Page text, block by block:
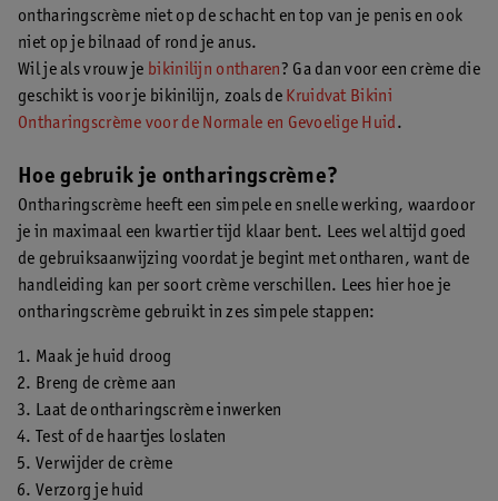
ontharingscrème niet op de schacht en top van je penis en ook
niet op je bilnaad of rond je anus.
Wil je als vrouw je bikinilijn ontharen? Ga dan voor een crème die
geschikt is voor je bikinilijn, zoals de Kruidvat Bikini
Ontharingscrème voor de Normale en Gevoelige Huid .
Hoe gebruik je ontharingscrème?
Ontharingscrème heeft een simpele en snelle werking, waardoor
je in maximaal een kwartier tijd klaar bent. Lees wel altijd goed
de gebruiksaanwijzing voordat je begint met ontharen, want de
handleiding kan per soort crème verschillen. Lees hier hoe je
ontharingscrème gebruikt in zes simpele stappen:
Maak je huid droog
Breng de crème aan
Laat de ontharingscrème inwerken
Test of de haartjes loslaten
Verwijder de crème
Verzorg je huid